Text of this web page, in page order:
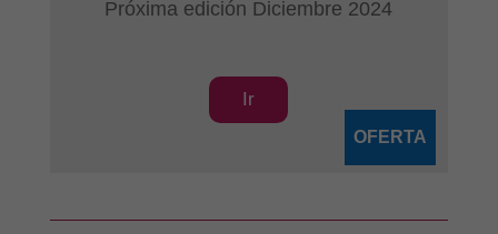
Próxima edición Diciembre 2024
Ir
OFERTA